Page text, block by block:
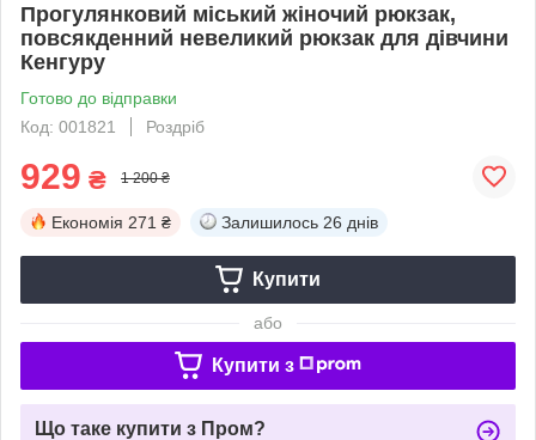
Прогулянковий міський жіночий рюкзак,
повсякденний невеликий рюкзак для дівчини
Кенгуру
Готово до відправки
Код: 001821
Роздріб
929 ₴ 1 200 ₴
Економія 271 ₴ Залишилось 26 днів
Купити
або
Купити з
Що таке купити з Пром?